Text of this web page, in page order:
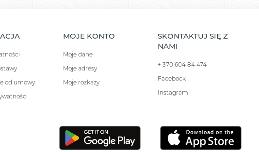
od umowy
MOJE KONTO
Moje dane
Moje adresy
Moje rozkazy
SKONTAKTUJ SIĘ Z
NAMI
+ 370 604 84 474
Facebook
Instagram